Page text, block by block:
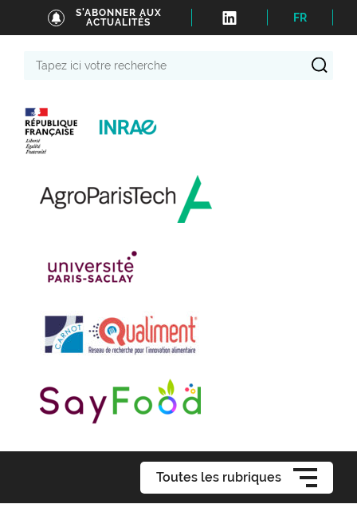
S'ABONNER AUX
ACTUALITÉS
FR
Toutes les rubriques